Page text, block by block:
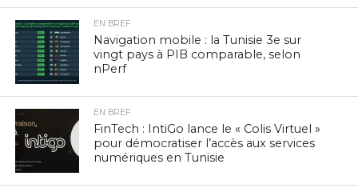
EN BREF
Navigation mobile : la Tunisie 3e sur
vingt pays à PIB comparable, selon
nPerf
EN BREF
FinTech : IntiGo lance le « Colis Virtuel »
pour démocratiser l’accès aux services
numériques en Tunisie